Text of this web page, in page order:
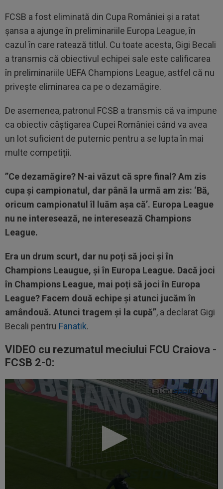
FCSB a fost eliminată din Cupa României și a ratat
șansa a ajunge în preliminariile Europa League, în
cazul în care ratează titlul. Cu toate acesta, Gigi Becali
a transmis că obiectivul echipei sale este calificarea
în preliminariile UEFA Champions League, astfel că nu
privește eliminarea ca pe o dezamăgire.
De asemenea, patronul FCSB a transmis că va impune
ca obiectiv câștigarea Cupei României când va avea
un lot suficient de puternic pentru a se lupta în mai
multe competiții.
”Ce dezamăgire? N-ai văzut că spre final? Am zis
cupa și campionatul, dar până la urmă am zis: ‘Bă,
oricum campionatul îl luăm așa că’. Europa League
nu ne interesează, ne interesează Champions
League.
Era un drum scurt, dar nu poți să joci și în
Champions Leaugue, și în Europa League. Dacă joci
în Champions League, mai poți să joci în Europa
League? Facem două echipe și atunci jucăm în
amândouă. Atunci tragem și la cupă”, a declarat Gigi
Becali pentru Fanatik.
VIDEO cu rezumatul meciului FCU Craiova -
FCSB 2-0: